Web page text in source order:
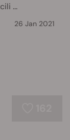
...
26 Jan 2021